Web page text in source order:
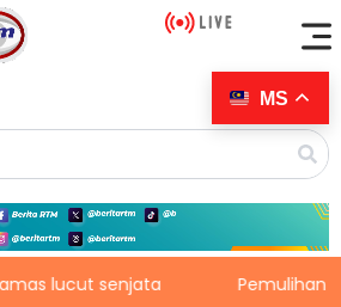
senjata Pemulihan
MS